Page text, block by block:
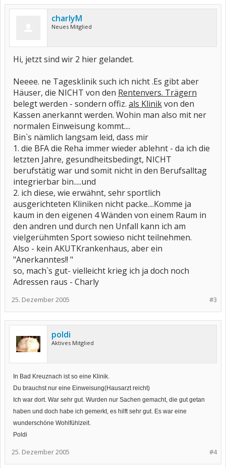
charlyM
Neues Mitglied
Hi, jetzt sind wir 2 hier gelandet.
Neeee. ne Tagesklinik such ich nicht .Es gibt aber
Häuser, die NICHT von den Rentenvers. Trägern
belegt werden - sondern offiz. als Klinikvon den
Kassen anerkannt werden. Wohin man also mit ner
normalen Einweisung kommt....
Bin`s nämlich langsam leid, dass mir
1. die BFA die Reha immer wieder ablehnt - da ich die
letzten Jahre, gesundheitsbedingt, NICHT
berufstätig war und somit nicht in den Berufsalltag
integrierbar bin.....und
2. ich diese, wie erwähnt, sehr sportlich
ausgerichteten Kliniken nicht packe....Komme ja
kaum in den eigenen 4 Wänden von einem Raum in
den andren und durch nen Unfall kann ich am
vielgerühmten Sport sowieso nicht teilnehmen.
Also - kein AKUTKrankenhaus, aber ein
"Anerkanntes!! "
so, mach`s gut- vielleicht krieg ich ja doch noch
Adressen raus - Charly
#3
25. Dezember 2005
poldi
Aktives Mitglied
In Bad Kreuznach ist so eine Klinik.
Du brauchst nur eine Einweisung(Hausarzt reicht)
Ich war dort. War sehr gut. Wurden nur Sachen gemacht, die gut getan
haben und doch habe ich gemerkt, es hilft sehr gut. Es war eine
wunderschöne Wohlfühlzeit.
Poldi
#4
25. Dezember 2005